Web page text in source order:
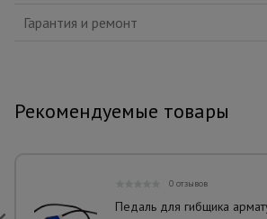
Гарантия и ремонт
Рекомендуемые товары
0 отзывов
Педаль для гибщика